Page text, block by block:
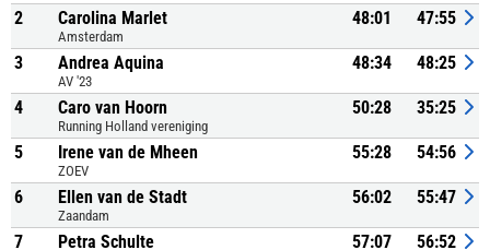
2 Carolina Marlet
Amsterdam
48:01 47:55
3 Andrea Aquina
AV '23
48:34 48:25
4 Caro van Hoorn
Running Holland vereniging
50:28 35:25
5 Irene van de Mheen
ZOEV
55:28 54:56
6 Ellen van de Stadt
Zaandam
56:02 55:47
7 Petra Schulte 57:07 56:52